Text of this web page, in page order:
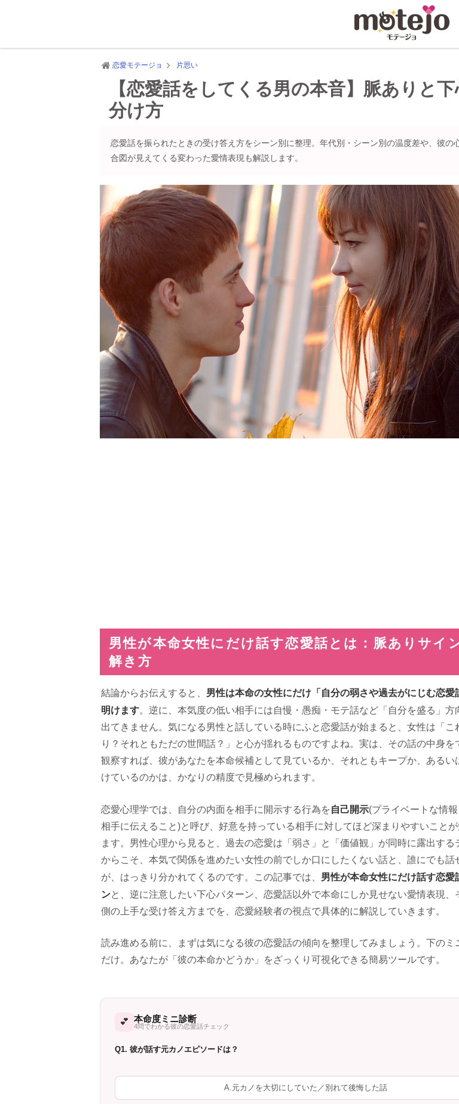
恋愛モテージョ 片思い
【恋愛話をしてくる男の本音】脈ありと
分け方
恋愛話を振られたときの受け答え方をシーン別に整理。年代別・シーン別の温度差や、彼の
合図が見えてくる変わった愛情表現も解説します。
男性が本命女性にだけ話す恋愛話とは：脈ありサイ
解き方
結論からお伝えすると、 男性は本命の女性にだけ「自分の弱さや過去がにじむ恋愛
明けます。逆に、本気度の低い相手には自慢・愚痴・モテ話など「自分を盛る」方
出てきません。気になる男性と話している時にふと恋愛話が始まると、女性は「こ
り？それともただの世間話？」と心が揺れるものですよね。実は、その話の中身を
観察すれば、彼があなたを本命候補として見ているか、それともキープか、あるい
けているのかは、かなりの精度で見極められます。
恋愛心理学では、自分の内面を相手に開示する行為を 自己開示(プライベートな情
相手に伝えること)と呼び、好意を持っている相手に対してほど深まりやすいこと
ます。男性心理から見ると、過去の恋愛は「弱さ」と「価値観」が同時に露出する
からこそ、本気で関係を進めたい女性の前でしか口にしたくない話と、誰にでも話
が、はっきり分かれてくるのです。この記事では、 男性が本命女性にだけ話す恋愛
ンと、逆に注意したい下心パターン、恋愛話以外で本命にしか見せない愛情表現、
側の上手な受け答え方までを、恋愛経験者の視点で具体的に解説していきます。
読み進める前に、まずは気になる彼の恋愛話の傾向を整理してみましょう。下のミ
だけ。あなたが「彼の本命かどうか」をざっくり可視化できる簡易ツールです。
💕 本命度ミニ診断
4問でわかる彼の恋愛話チェック
Q1. 彼が話す元カノエピソードは？
A.元カノを大切にしていた／別れて後悔した話